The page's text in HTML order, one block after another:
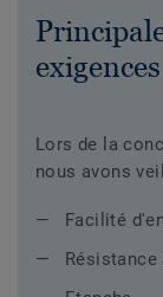
exigences
Lors de la
nous avons
Facilité